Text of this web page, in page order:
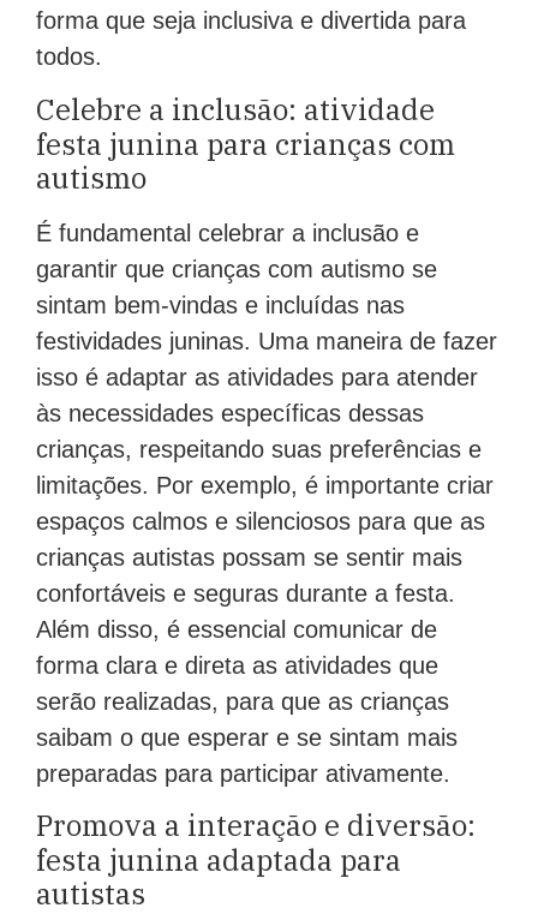
forma que seja inclusiva e divertida para
todos.
Celebre a inclusão: atividade
festa junina para crianças com
autismo
É fundamental celebrar a inclusão e
garantir que crianças com autismo se
sintam bem-vindas e incluídas nas
festividades juninas. Uma maneira de fazer
isso é adaptar as atividades para atender
às necessidades específicas dessas
crianças, respeitando suas preferências e
limitações. Por exemplo, é importante criar
espaços calmos e silenciosos para que as
crianças autistas possam se sentir mais
confortáveis e seguras durante a festa.
Além disso, é essencial comunicar de
forma clara e direta as atividades que
serão realizadas, para que as crianças
saibam o que esperar e se sintam mais
preparadas para participar ativamente.
Promova a interação e diversão:
festa junina adaptada para
autistas